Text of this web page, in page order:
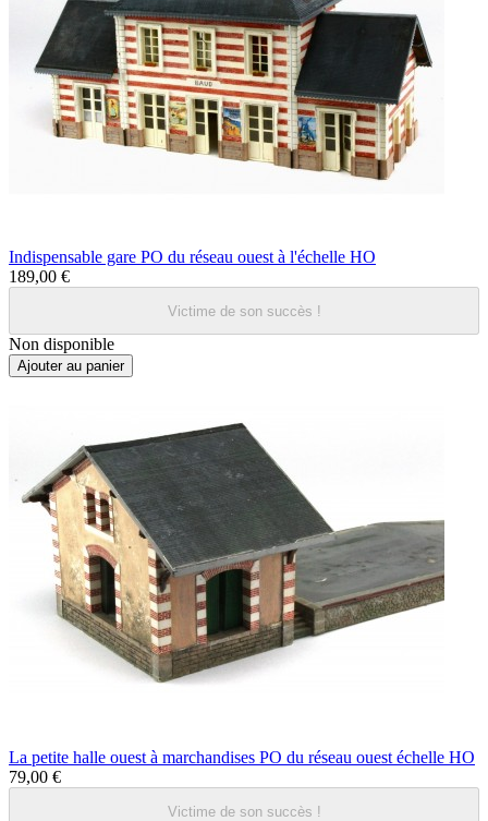
Indispensable gare PO du réseau ouest à l'échelle HO
189,00 €
Victime de son succès !
Non disponible
Ajouter au panier
La petite halle ouest à marchandises PO du réseau ouest échelle HO
79,00 €
Victime de son succès !